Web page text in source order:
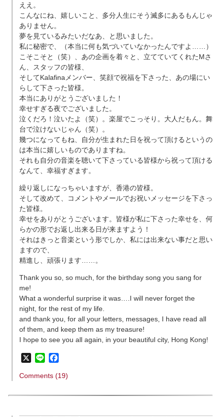
ええ。
こんなにね、嬉しいこと、多分人生にそう滅多にあるもんじゃ
ありません。
夢を見ているみたいだなあ、と思いました。
私に秘密で、（本当に何も気づいていなかったんですよ……）
こそこそと（笑）、あの企画を着々と、立てていてくれたMさ
ん、スタッフの皆様、
そしてKalafinaメンバー、笑顔で祝福を下さった、あの場にい
らして下さった皆様。
本当にありがとうございました！
幸せすぎる夜でございました。
泣くだろ！泣いたよ（笑）。楽屋でこっそり。大人だもん。舞
台で泣けないじゃん（笑）。
幾つになってもね、自分が生まれた日を祝って頂けるというの
は本当に嬉しいものでありますね。
それも自分の音楽を聴いて下さっている皆様から祝って頂ける
なんて、幸福すぎます。
繰り返しになっちゃいますが、香港の皆様。
そして改めて、コメントやメールでお祝いメッセージを下さっ
た皆様。
幸せをありがとうございます。皆様が私に下さった幸せを、何
らかの形でお返し出来る日が来ますよう！
それはきっと音楽という形でしか、私には出来ない事だと思い
ますので、
精進し、頑張ります……。
Thank you so, so much, for the birthday song you sang for
me!
What a wonderful surprise it was….I will never forget the
night, for the rest of my life.
and thank you, for all your letters, messages, I have read all
of them, and keep them as my treasure!
I hope to see you all again, in your beautiful city, Hong Kong!
X Line
Comments (19)